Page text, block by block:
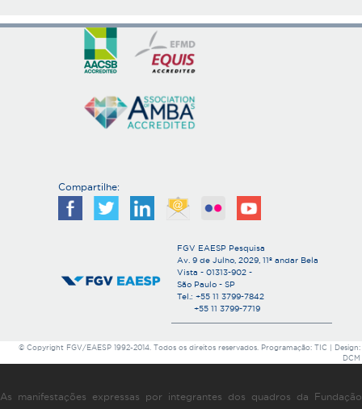
a
Compartilhe:
FGV EAESP Pesquisa
Av. 9 de Julho, 2029, 11º andar Bela
Vista - 01313-902 -
São Paulo - SP
Tel.: +55 11 3799-7842
+55 11 3799-7719
© Copyright FGV/EAESP 1992-2014. Todos os direitos reservados. Programação: TIC | Design:
DCM
As manifestações expressas por integrantes dos quadros da Fundação